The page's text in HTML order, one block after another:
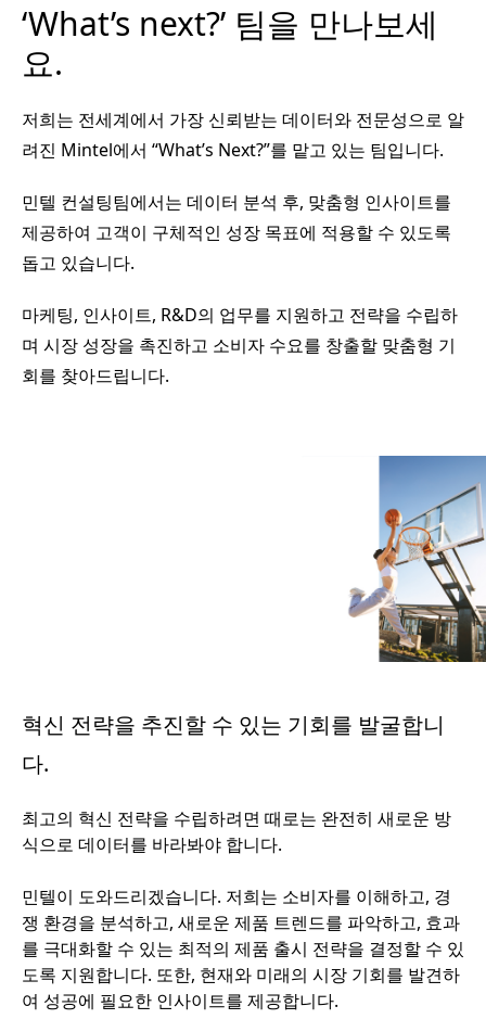
‘What’s next?’ 팀을 만나보세
요.
저희는 전세계에서 가장 신뢰받는 데이터와 전문성으로 알
려진 Mintel에서 “What’s Next?”를 맡고 있는 팀입니다.
민텔 컨설팅팀에서는 데이터 분석 후, 맞춤형 인사이트를
제공하여 고객이 구체적인 성장 목표에 적용할 수 있도록
돕고 있습니다.
마케팅, 인사이트, R&D의 업무를 지원하고 전략을 수립하
며 시장 성장을 촉진하고 소비자 수요를 창출할 맞춤형 기
회를 찾아드립니다.
혁신 전략을 추진할 수 있는 기회를 발굴합니
다.
최고의 혁신 전략을 수립하려면 때로는 완전히 새로운 방
식으로 데이터를 바라봐야 합니다.
민텔이 도와드리겠습니다. 저희는 소비자를 이해하고, 경
쟁 환경을 분석하고, 새로운 제품 트렌드를 파악하고, 효과
를 극대화할 수 있는 최적의 제품 출시 전략을 결정할 수 있
도록 지원합니다. 또한, 현재와 미래의 시장 기회를 발견하
여 성공에 필요한 인사이트를 제공합니다.